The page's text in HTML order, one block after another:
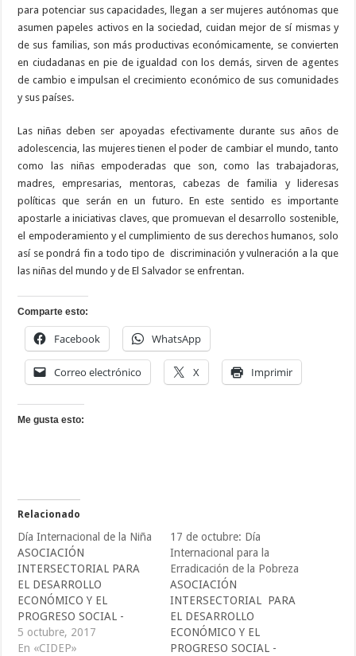
para potenciar sus capacidades, llegan a ser mujeres autónomas que
asumen papeles activos en la sociedad, cuidan mejor de sí mismas y
de sus familias, son más productivas económicamente, se convierten
en ciudadanas en pie de igualdad con los demás, sirven de agentes
de cambio e impulsan el crecimiento económico de sus comunidades
y sus países.
Las niñas deben ser apoyadas efectivamente durante sus años de
adolescencia, las mujeres tienen el poder de cambiar el mundo, tanto
como las niñas empoderadas que son, como las trabajadoras,
madres, empresarias, mentoras, cabezas de familia y lideresas
políticas que serán en un futuro. En este sentido es importante
apostarle a iniciativas claves, que promuevan el desarrollo sostenible,
el empoderamiento y el cumplimiento de sus derechos humanos, solo
así se pondrá fin a todo tipo de discriminación y vulneración a la que
las niñas del mundo y de El Salvador se enfrentan.
Comparte esto:
Facebook WhatsApp
Correo electrónico X Imprimir
Me gusta esto:
Relacionado
Día Internacional de la Niña
ASOCIACIÓN
INTERSECTORIAL PARA
EL DESARROLLO
ECONÓMICO Y EL
PROGRESO SOCIAL -
CIDEP -
comunicaciones@cidepelsal
5 octubre, 2017
En «CIDEP»
17 de octubre: Día
Internacional para la
Erradicación de la Pobreza
ASOCIACIÓN
INTERSECTORIAL PARA
EL DESARROLLO
ECONÓMICO Y EL
PROGRESO SOCIAL -